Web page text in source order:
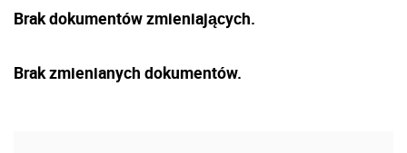
Brak dokumentów zmieniających.
Brak zmienianych dokumentów.